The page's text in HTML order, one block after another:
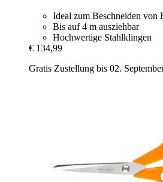
Ideal zum Beschneiden von
Bis auf 4 m ausziehbar
Hochwertige Stahlklingen
€ 134,99
Gratis Zustellung bis 02.